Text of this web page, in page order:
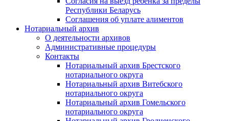
Республики Беларусь
Соглашения об уплате алиментов
Нотариальный архив
О деятельности архивов
Административные процедуры
Контакты
Нотариальный архив Брестского
нотариального округа
Нотариальный архив Витебского
нотариального округа
Нотариальный архив Гомельского
нотариального округа